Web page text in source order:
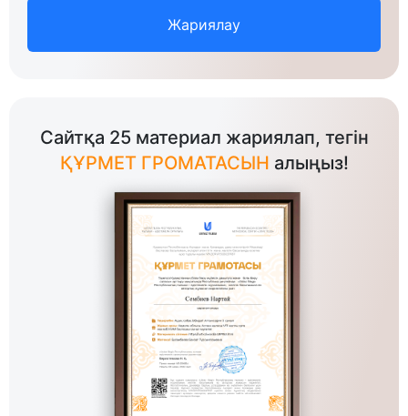
Жариялау
Сайтқа 25 материал жариялап, тегін
ҚҰРМЕТ ГРОМАТАСЫН алыңыз!